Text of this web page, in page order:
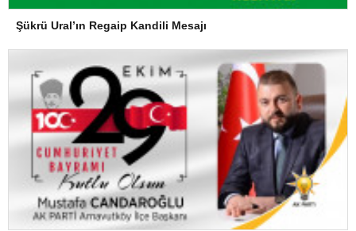
Şükrü Ural’ın Regaip Kandili Mesajı